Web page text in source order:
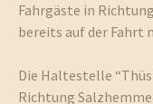
Fahrgäste in
bereits auf der Fahrt
Die Haltestelle
Richtung